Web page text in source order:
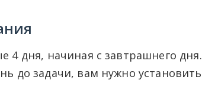
дня, начиная с завтрашнего дня.
до задачи, вам нужно установить